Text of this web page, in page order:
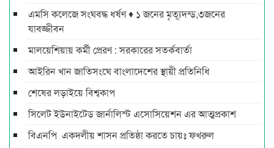
এমসি কলেজে সংঘবদ্ধ ধর্ষণ ♦ ১ জনের মৃত্যূদন্ড,৩জনের
যাবজ্জীবন
মালয়েশিয়ায় কর্মী প্রেরণ : সরকারের সতর্কবার্তা
আইরিন খান জাতিসংঘে বাংলাদেশের স্থায়ী প্রতিনিধি
শেষের লড়াইয়ে বিশ্বকাপ
সিলেট ইউনাইটেড জার্নালিস্ট এসোসিয়েশন এর আত্মপ্রকাশ
বিএনপি একদলীয় শাসন প্রতিষ্ঠা করতে চায়ঃ ফখরুল